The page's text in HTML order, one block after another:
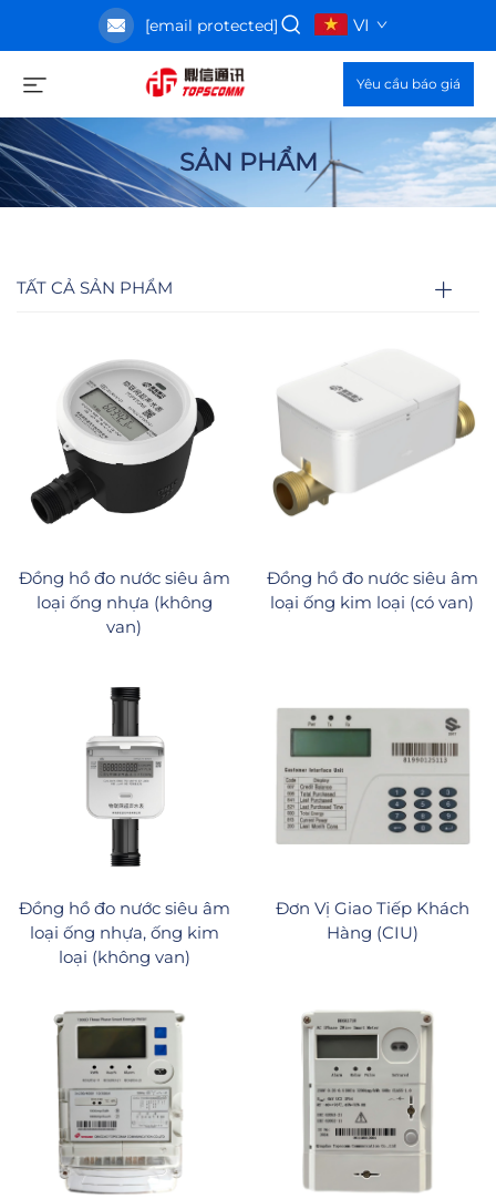
[email protected] VI
Yêu cầu báo giá
SẢN PHẨM
TẤT CẢ SẢN PHẨM
Đồng hồ đo nước siêu âm
loại ống nhựa (không
van)
Đồng hồ đo nước siêu âm
loại ống kim loại (có van)
Đồng hồ đo nước siêu âm
loại ống nhựa, ống kim
loại (không van)
Đơn Vị Giao Tiếp Khách
Hàng (CIU)